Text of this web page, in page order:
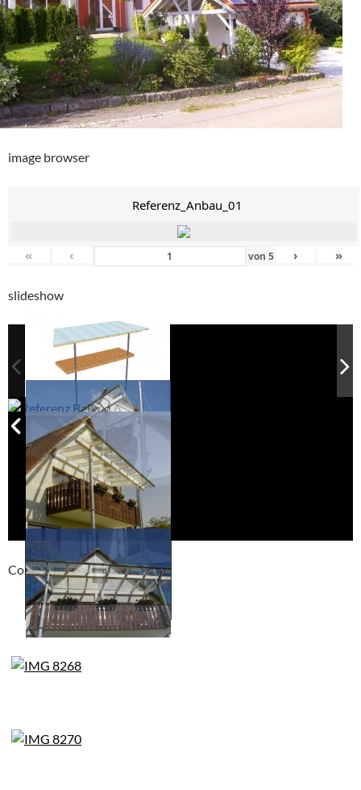
image browser
Referenz_Anbau_01
« ‹ von 5 › »
slideshow
Compackt album